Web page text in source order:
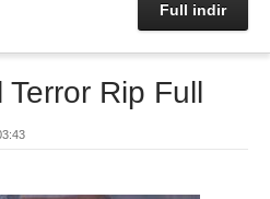
Full indir
Rip Full